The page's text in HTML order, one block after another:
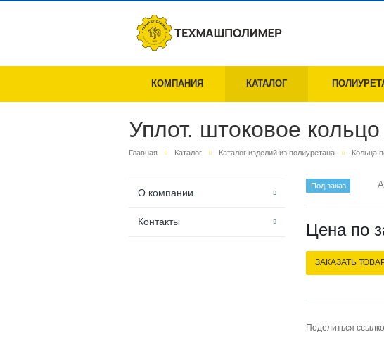
КОМПАНИЯ КАТАЛОГ
Уплот. штоковое
Главная Каталог Каталог изделий из полиуретана Кольца
О компании
Контакты
Под заказ
Цена по
ЗАКАЗАТЬ
Поделиться